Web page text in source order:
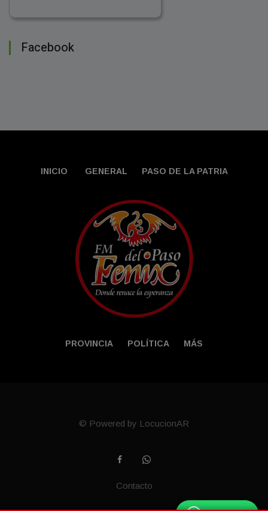
Facebook
INICIO GENERAL PASO DE LA PATRIA
PROVINCIA POLÍTICA MÁS
© Powered by LocucionAR
Contacto